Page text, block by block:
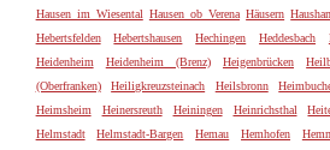
Hausen im Wiesental Hausen ob Verena Häusern
Hebertsfelden
Hebertshausen Hechingen Heddesbach
Heidenheim
Heidenheim (Brenz) Heigenbrücken
(Oberfranken)
Heiligkreuzsteinach Heilsbronn
Heimsheim
Heinersreuth Heiningen Heinrichsthal
Helmstadt
Helmstadt-Bargen Hemau Hemhofen